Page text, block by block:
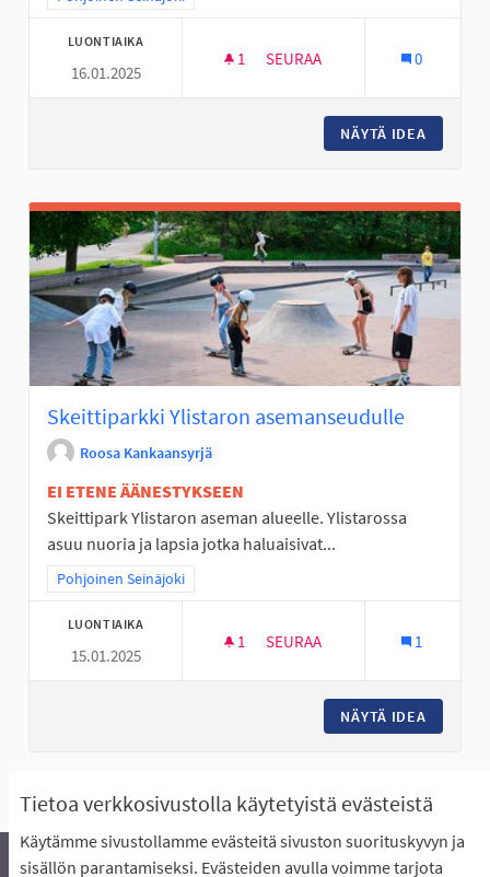
Tietoa verkkosivustolla käytetyistä evästeistä
Käytämme sivustollamme evästeitä sivuston suorituskyvyn ja
sisällön parantamiseksi. Evästeiden avulla voimme tarjota
LUONTIAIKA
16.01.2025
1 1 SEURAAJA
SEURAA 0
NÄYTÄ IDEA
Skeittiparkki Ylistaron asemanseudulle
Roosa Kankaansyrjä
EI ETENE ÄÄNESTYKSEEN
Skeittipark Ylistaron aseman alueelle. Ylistarossa
asuu nuoria ja lapsia jotka haluaisivat...
Rajaa tulokset teeman mukaan: Pohjoinen Seinäjoki
Pohjoinen Seinäjoki
LUONTIAIKA
15.01.2025
1 1 SEURAAJA
SEURAA 1
NÄYTÄ IDEA
Näytä kaikki peruutetut ideat